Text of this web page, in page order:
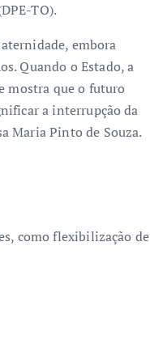
TO).
embora
Quando o Estado, a
mostra que o futuro
a interrupção da
Maria Pinto de Souza.
como flexibilização de